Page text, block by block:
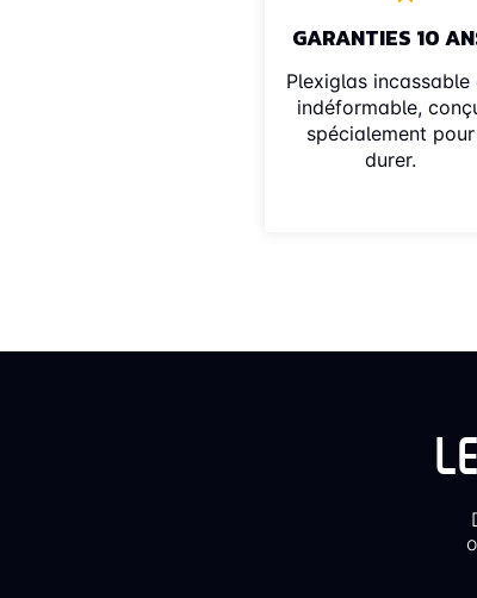
GARANTIES 10
Plexiglas incassable
indéformable,
spécialement pour
durer.